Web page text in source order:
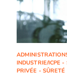
INDUSTRIE/ICPE -
PRIVÉE - SÛRETÉ